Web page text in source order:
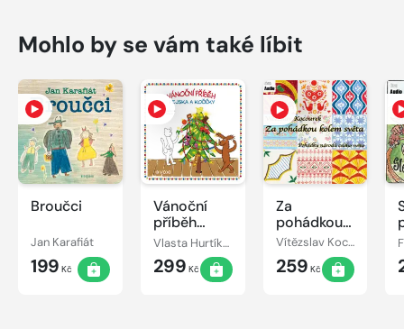
Mohlo by se vám také líbit
Broučci
Jan Karafiát
199 Kč
Vánoční
příběh
pejska a
kočičky
Vlasta Hurtíková
299 Kč
Za
pohádkou
kolem
světa
Vítězslav Kocourek
259 Kč